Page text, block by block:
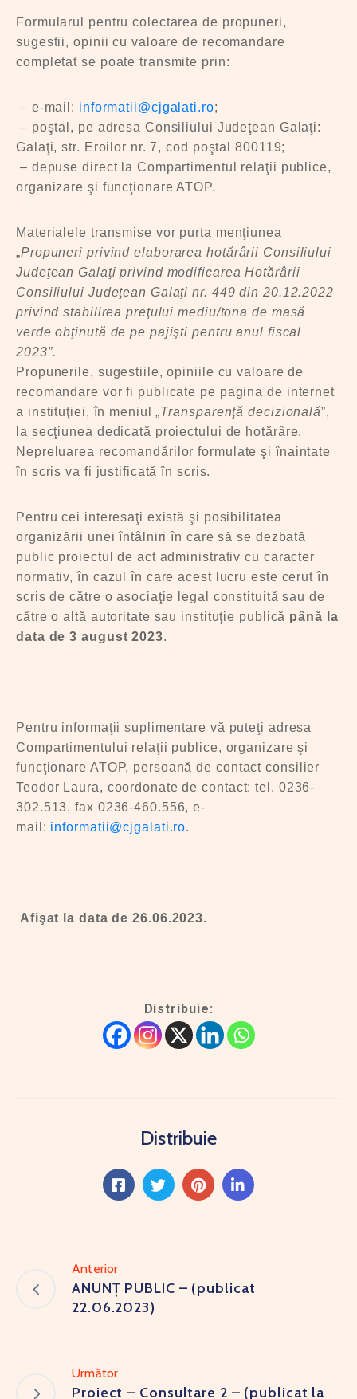
Formularul pentru colectarea de propuneri,
sugestii, opinii cu valoare de recomandare
completat se poate transmite prin:
– e-mail: informatii@cjgalati.ro;
– poştal, pe adresa Consiliului Judeţean Galaţi:
Galaţi, str. Eroilor nr. 7, cod poştal 800119;
– depuse direct la Compartimentul relaţii publice,
organizare şi funcţionare ATOP.
Materialele transmise vor purta menţiunea
„Propuneri privind elaborarea hotărârii Consiliului
Judeţean Galaţi privind modificarea Hotărârii
Consiliului Judeţean Galaţi nr. 449 din 20.12.2022
privind stabilirea preţului mediu/tona de masă
verde obţinută de pe pajişti pentru anul fiscal
2023”.
Propunerile, sugestiile, opiniile cu valoare de
recomandare vor fi publicate pe pagina de internet
a instituţiei, în meniul „Transparenţă decizională”,
la secţiunea dedicată proiectului de hotărâre.
Nepreluarea recomandărilor formulate şi înaintate
în scris va fi justificată în scris.
Pentru cei interesaţi există şi posibilitatea
organizării unei întâlniri în care să se dezbată
public proiectul de act administrativ cu caracter
normativ, în cazul în care acest lucru este cerut în
scris de către o asociaţie legal constituită sau de
către o altă autoritate sau instituţie publică până la
data de 3 august 2023.
Pentru informaţii suplimentare vă puteţi adresa
Compartimentului relaţii publice, organizare şi
funcţionare ATOP, persoană de contact consilier
Teodor Laura, coordonate de contact: tel. 0236-
302.513, fax 0236-460.556, e-
mail: informatii@cjgalati.ro.
Afişat la data de 26.06.2023.
Distribuie:
Distribuie
Anterior
ANUNȚ PUBLIC – (publicat
22.06.2023)
Următor
Proiect – Consultare 2 – (publicat la